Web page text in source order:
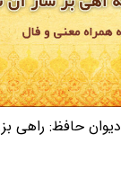
غزل شماره‌ی ۱۵۴ دیوان حافظ: